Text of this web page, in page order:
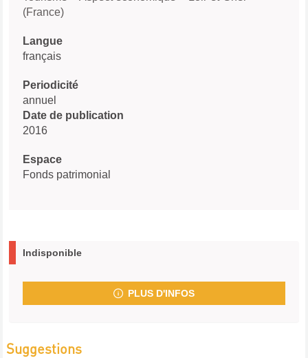
(France)
Langue
français
Periodicité
annuel
Date de publication
2016
Espace
Fonds patrimonial
Indisponible
PLUS D'INFOS
Suggestions